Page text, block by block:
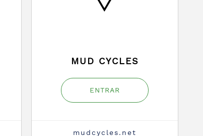
MUD CYCLES
ENTRAR
mudcycles.net